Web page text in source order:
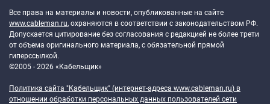
Все права на материалы и новости, опубликованные на сайте
www.cableman.ru, охраняются в соответствии с законодательством РФ.
Допускается цитирование без согласования с редакцией не более трети
от объема оригинального материала, с обязательной прямой
гиперссылкой.
©2005 - 2026 «Кабельщик»
Политика сайта "Кабельщик" (интернет-адреса www.cableman.ru) в
отношении обработки персональных данных пользователей сети